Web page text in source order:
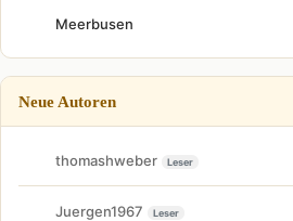
Meerbusen
Neue Autoren
thomashweber Leser
Juergen1967 Leser